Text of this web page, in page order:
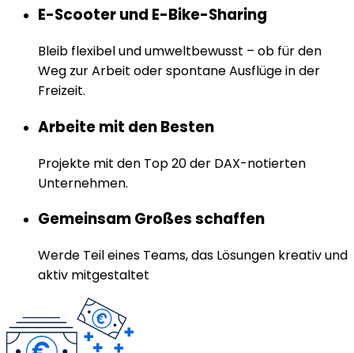
E-Scooter und E-Bike-Sharing
Bleib flexibel und umweltbewusst – ob für den
Weg zur Arbeit oder spontane Ausflüge in der
Freizeit.
Arbeite mit den Besten
Projekte mit den Top 20 der DAX-notierten
Unternehmen.
Gemeinsam Großes schaffen
Werde Teil eines Teams, das Lösungen kreativ und
aktiv mitgestaltet